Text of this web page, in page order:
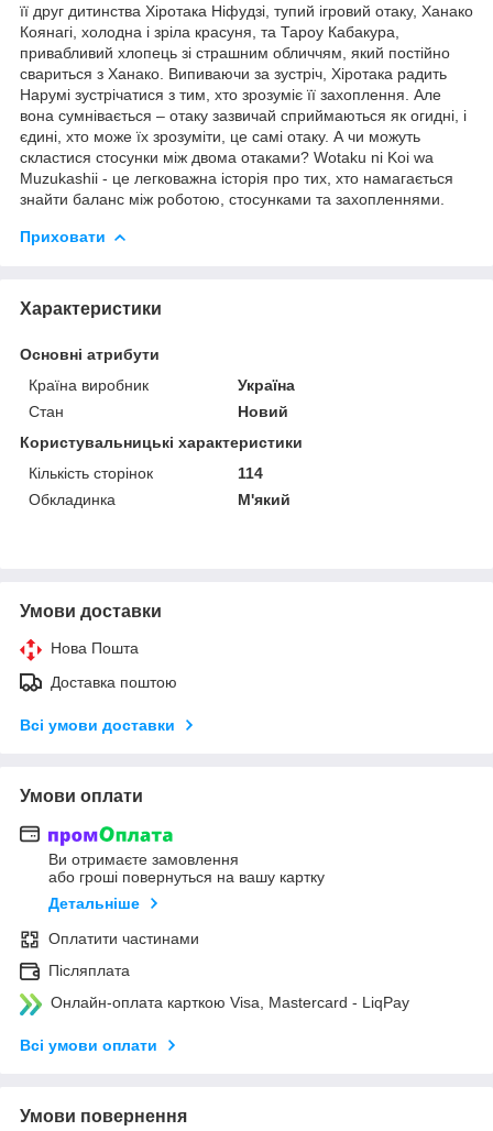
її друг дитинства Хіротака Ніфудзі, тупий ігровий отаку, Ханако
Коянагі, холодна і зріла красуня, та Тароу Кабакура,
привабливий хлопець зі страшним обличчям, який постійно
свариться з Ханако. Випиваючи за зустріч, Хіротака радить
Нарумі зустрічатися з тим, хто зрозуміє її захоплення. Але
вона сумнівається – отаку зазвичай сприймаються як огидні, і
єдині, хто може їх зрозуміти, це самі отаку. А чи можуть
скластися стосунки між двома отаками? Wotaku ni Koi wa
Muzukashii - це легковажна історія про тих, хто намагається
знайти баланс між роботою, стосунками та захопленнями.
Приховати
Характеристики
Основні атрибути
Країна виробник
Україна
Стан
Новий
Користувальницькі характеристики
Кількість сторінок
114
Обкладинка
М'який
Умови доставки
Нова Пошта
Доставка поштою
Всі умови доставки
Умови оплати
Ви отримаєте замовлення
або гроші повернуться на вашу картку
Детальніше
Оплатити частинами
Післяплата
Онлайн-оплата карткою Visa, Mastercard - LiqPay
Всі умови оплати
Умови повернення